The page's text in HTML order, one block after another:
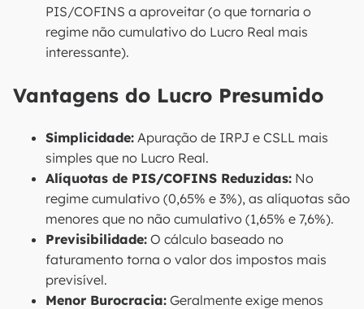
PIS/COFINS a aproveitar (o que tornaria o
regime não cumulativo do Lucro Real mais
interessante).
Vantagens do Lucro Presumido
Simplicidade: Apuração de IRPJ e CSLL mais
simples que no Lucro Real.
Alíquotas de PIS/COFINS Reduzidas: No
regime cumulativo (0,65% e 3%), as alíquotas são
menores que no não cumulativo (1,65% e 7,6%).
Previsibilidade: O cálculo baseado no
faturamento torna o valor dos impostos mais
previsível.
Menor Burocracia: Geralmente exige menos